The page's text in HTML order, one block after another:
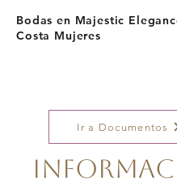
Bodas en Majestic
Costa Mujeres
Ir a Documentos